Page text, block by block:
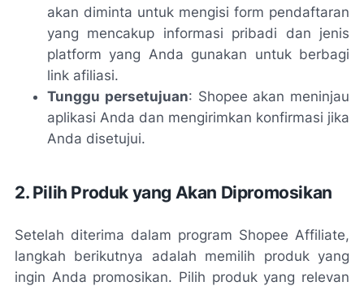
akan diminta untuk mengisi form pendaftaran
yang mencakup informasi pribadi dan jenis
platform yang Anda gunakan untuk berbagi
link afiliasi.
Tunggu persetujuan: Shopee akan meninjau
aplikasi Anda dan mengirimkan konfirmasi jika
Anda disetujui.
2. Pilih Produk yang Akan Dipromosikan
Setelah diterima dalam program Shopee Affiliate,
langkah berikutnya adalah memilih produk yang
ingin Anda promosikan. Pilih produk yang relevan